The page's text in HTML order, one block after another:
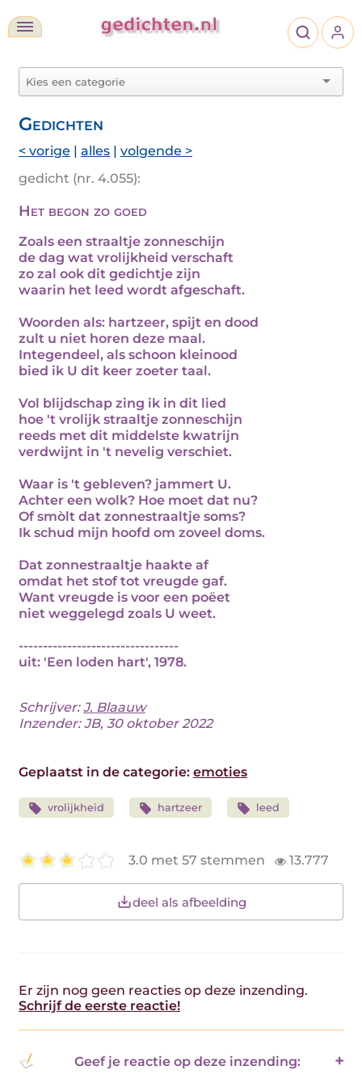
Gedichten
< vorige | alles | volgende >
gedicht (nr. 4.055):
Het begon zo goed
Zoals een straaltje zonneschijn
de dag wat vrolijkheid verschaft
zo zal ook dit gedichtje zijn
waarin het leed wordt afgeschaft.
Woorden als: hartzeer, spijt en dood
zult u niet horen deze maal.
Integendeel, als schoon kleinood
bied ik U dit keer zoeter taal.
Vol blijdschap zing ik in dit lied
hoe 't vrolijk straaltje zonneschijn
reeds met dit middelste kwatrijn
verdwijnt in 't nevelig verschiet.
Waar is 't gebleven? jammert U.
Achter een wolk? Hoe moet dat nu?
Of smòlt dat zonnestraaltje soms?
Ik schud mijn hoofd om zoveel doms.
Dat zonnestraaltje haakte af
omdat het stof tot vreugde gaf.
Want vreugde is voor een poëet
niet weggelegd zoals U weet.
---------------------------------
uit: 'Een loden hart', 1978.
Schrijver:J. Blaauw
Inzender: JB, 30 oktober 2022
Geplaatst in de categorie: emoties
vrolijkheid hartzeer leed
3.0 met 57 stemmen 13.777
deel als afbeelding
Er zijn nog geen reacties op deze inzending.
Schrijf de eerste reactie!
Geef je reactie op deze inzending: